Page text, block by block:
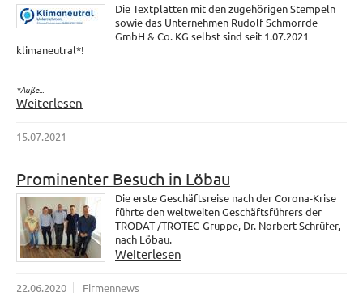
Die Textplatten mit den zugehörigen Stempeln
sowie das Unternehmen Rudolf Schmorrde
GmbH & Co. KG selbst sind seit 1.07.2021
klimaneutral*!
*Auße...
Weiterlesen
15.07.2021
Prominenter Besuch in Löbau
Die erste Geschäftsreise nach der Corona-Krise
führte den weltweiten Geschäftsführers der
TRODAT-/TROTEC-Gruppe, Dr. Norbert Schrüfer,
nach Löbau.
Weiterlesen
22.06.2020 Firmennews